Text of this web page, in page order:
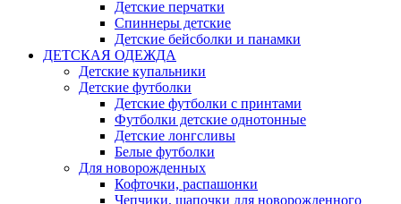
Детские перчатки
Спиннеры детские
Детские бейсболки и панамки
ДЕТСКАЯ ОДЕЖДА
Детские купальники
Детские футболки
Детские футболки с принтами
Футболки детские однотонные
Детские лонгсливы
Белые футболки
Для новорожденных
Кофточки, распашонки
Чепчики, шапочки для новорожденного